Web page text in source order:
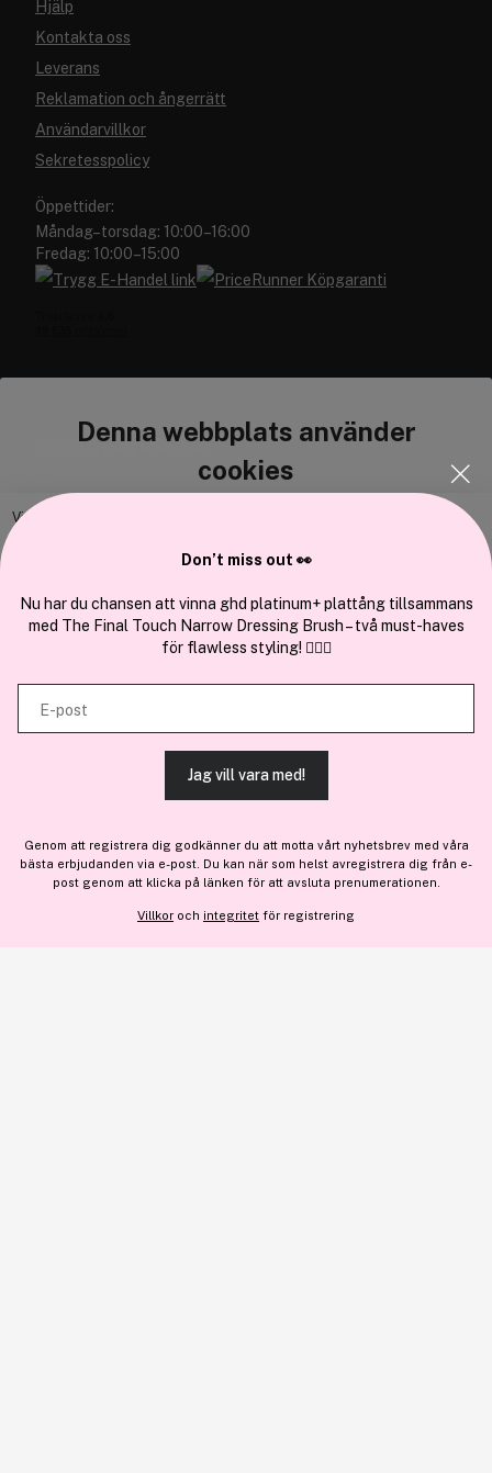
Denna webbplats använder
cookies
Vi använder enhetsidentifierare för att anpassa innehållet och
och annan information från din enhet till de sociala medier och annons-
och analysföretag som vi samarbetar med. Dessa kan i sin tur
kombinera informationen med annan information som du har
tillhandahållit eller som de har samlat in när du har använt deras
tjänster.
TILLÅT ALLA COOKIES
VISA DETALJER
Hjälp
Kontakta oss
Leverans
Reklamation och ångerrätt
Användarvillkor
Sekretesspolicy
Öppettider:
Måndag–torsdag: 10:00–16:00
Fredag: 10:00–15:00
Cocopanda.se
En del avBrandsdal Group AS
Don’t miss out 👀
Nu har du chansen att vinna ghd platinum+ plattång tillsammans
med The Final Touch Narrow Dressing Brush – två must-haves
för flawless styling! 💇‍♀️✨
E-post
Jag vill vara med!
Genom att registrera dig godkänner du att motta vårt nyhetsbrev med våra
bästa erbjudanden via e-post. Du kan när som helst avregistrera dig från e-
post genom att klicka på länken för att avsluta prenumerationen.
Villkor och integritet för registrering